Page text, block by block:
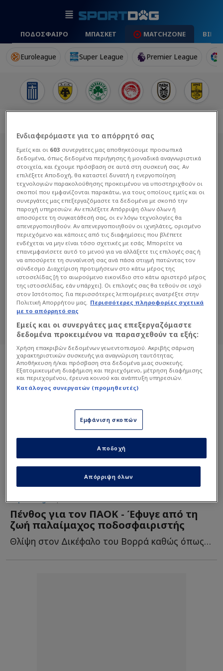
ΠΟΔΟΣΦΑΙΡΟ ΜΠΑΣΚΕΤ MATCHZONE
Euroleague Super League Premier League
ΑΠΌΣΤΟΛΟΣ ΣΑΒΒΟΥΛΊΔΗΣ
Διαβάστε όλα τα άρθρα του Sportdog
σχετικά με το θέμα Απόστολος
Σαββουλίδης.
Sportdog: Πιστό στον φίλαθλο.
Super League| 19/08/2025 - 15:24
Πένθος για τον ΠΑΟΚ - Έφυγε από τη
ζωή παλαίμαχος ποδοσφαιριστής
Θλίψη στον Δικέφαλο του Βορρά καθώς όπως έγινε γνωστό έ...
Ενδιαφερόμαστε για το απόρρητό σας
Εμείς και οι 603 συνεργάτες μας αποθηκεύουμε προσωπικά
δεδομένα, όπως δεδομένα περιήγησης ή μοναδικά αναγνωριστικά
στοιχεία, και έχουμε πρόσβαση σε αυτά στη συσκευή σας. Αν
επιλέξετε Αποδοχή, θα καταστεί δυνατή η ενεργοποίηση
τεχνολογιών παρακολούθησης προκειμένου να υποστηριχθούν οι
σκοποί που εμφανίζονται παρακάτω, για τους οποίους εμείς και οι
συνεργάτες μας επεξεργαζόμαστε τα δεδομένα με σκοπό την
παροχή υπηρεσιών. Αν επιλέξετε Απόρριψη όλων όλων ή
αποσύρετε τη συγκατάθεσή σας, οι εν λόγω τεχνολογίες θα
απενεργοποιηθούν. Αν απενεργοποιηθούν οι ιχνηλάτες, ορισμένο
περιεχόμενο και κάποιες από τις διαφημίσεις που βλέπετε
ενδέχεται να μην είναι τόσο σχετικές με εσάς. Μπορείτε να
επανεμφανίσετε αυτό το μενού για να αλλάξετε τις επιλογές σας ή
να αποσύρετε τη συναίνεσή σας ανά πάσα στιγμή πατώντας τον
σύνδεσμο Διαχείριση προτιμήσεων στο κάτω μέρος της
ιστοσελίδας [ή το αιωρούμενο εικονίδιο στο κάτω αριστερό μέρος
της ιστοσελίδας, εάν υπάρχει]. Οι επιλογές σας θα τεθούν σε ισχύ
στον Ιστότοπος. Για περισσότερες λεπτομέρειες ανατρέξτε στην
Πολιτική Απορρήτου μας. Περισσότερες πληροφορίες σχετικά
με το απόρρητό σας
Εμείς και οι συνεργάτες μας επεξεργαζόμαστε
δεδομένα προκειμένου να παρασχεθούν τα εξής:
Χρήση επακριβών δεδομένων γεωεντοπισμού. Ακριβής σάρωση
χαρακτηριστικών συσκευής για αναγνώριση ταυτότητας.
Αποθήκευση ή/και πρόσβαση στα δεδομένα μιας συσκευής.
Εξατομικευμένη διαφήμιση και περιεχόμενο, μέτρηση διαφήμισης
και περιεχομένου, έρευνα κοινού και ανάπτυξη υπηρεσιών.
Κατάλογος συνεργατών (προμηθευτές)
Εμφάνιση σκοπών
Απόρριψη όλων
Αποδοχή